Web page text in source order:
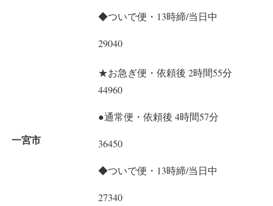
◆ついで便・13時締/当日中
29040
一宮市
★お急ぎ便・依頼後 2時間55分
44960
●通常便・依頼後 4時間57分
36450
◆ついで便・13時締/当日中
27340